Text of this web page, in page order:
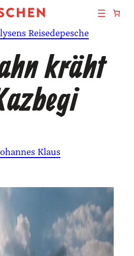
Reisedepesche
kräht
Klaus